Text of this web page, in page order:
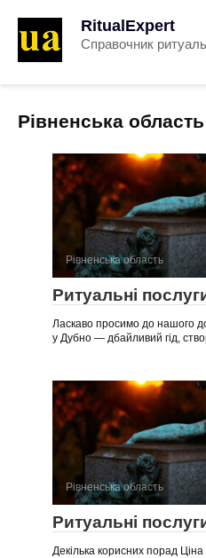
RitualExpert
Справочник
Рівненська область
Рівненська область
Ритуальні
Ласкаво просимо до нашого
у Дубно — дбайливий гід,
Рівненська область
Ритуальні
Декілька корисних порад